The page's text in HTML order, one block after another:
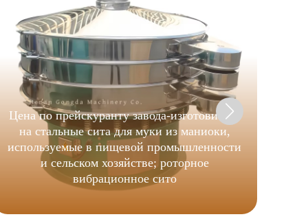
Цена по прейскуранту завода-изготовителя
на стальные сита для муки из маниоки,
используемые в пищевой промышленности
и сельском хозяйстве; роторное
вибрационное сито